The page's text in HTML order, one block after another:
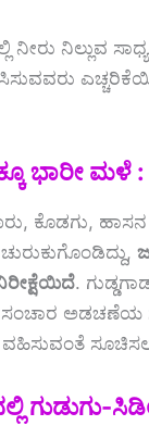
ನೀರು ನಿಲ್ಲುವ
ಭಾರೀ ಮಳೆ :
ಕೊಡಗು, ಹಾಸನ
.
ಸಂಚಾರ ಅಡಚಣೆಯ
ವಹಿಸುವಂತೆ
ಗುಡುಗು-